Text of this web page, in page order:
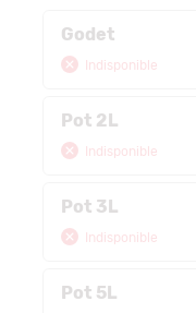
Godet
Indisponible
Pot 2L
Indisponible
Pot 3L
Indisponible
Pot 5L